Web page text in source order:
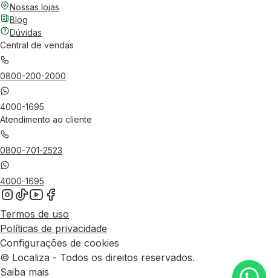
Nossas lojas
Blog
Dúvidas
Central de vendas
0800-200-2000
4000-1695
Atendimento ao cliente
0800-701-2523
4000-1695
Termos de uso
Políticas de privacidade
Configurações de cookies
© Localiza - Todos os direitos reservados.
Saiba mais